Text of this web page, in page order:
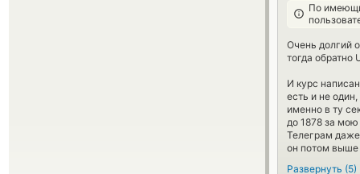
По
Очень долгий
тогда обратно
И курс
есть и не
именно в ту
до 1878 за
Телеграм
он потом выше
Развернуть (5)